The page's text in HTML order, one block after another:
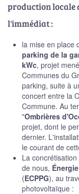
production locale
l'immédiat :
la mise en place
parking de la
kWc, projet
Communes du
parking, suite à
concert entre la
Commune. Au
"Ombrières
projet, dont le
dernier.
le courant de
La
de nous,
(ECPPG), au
photovoltaïque :